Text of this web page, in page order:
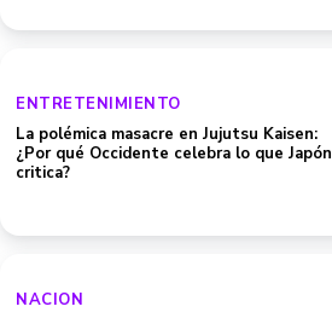
ENTRETENIMIENTO
La polémica masacre en Jujutsu Kaisen:
¿Por qué Occidente celebra lo que Japón
critica?
NACION